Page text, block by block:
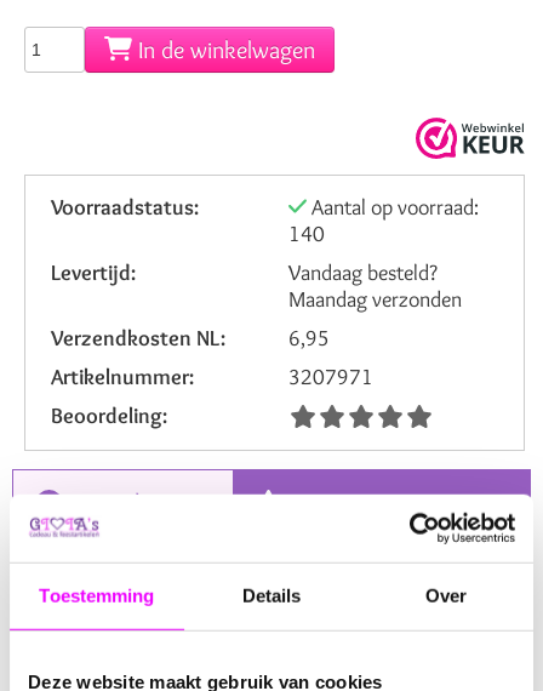
Toestemming Details Over
Deze website maakt gebruik van cookies
In de winkelwagen
Voorraadstatus:
Aantal op voorraad:
140
Levertijd:
Vandaag besteld?
Maandag verzonden
Verzendkosten NL:
6,95
Artikelnummer:
3207971
Beoordeling:
Omschrijving Reviews
Plexi Paraplu Snoephouder
OnzePlexi Paraplu Snoephouderis niet alleen een
snoepjes cadeau te geven. Of je het nu voor jezelf wilt